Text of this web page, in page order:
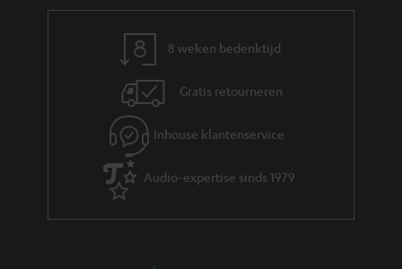
8 weken bedenktijd
Gratis retourneren
Inhouse klantenservice
Audio-expertise sinds 1979